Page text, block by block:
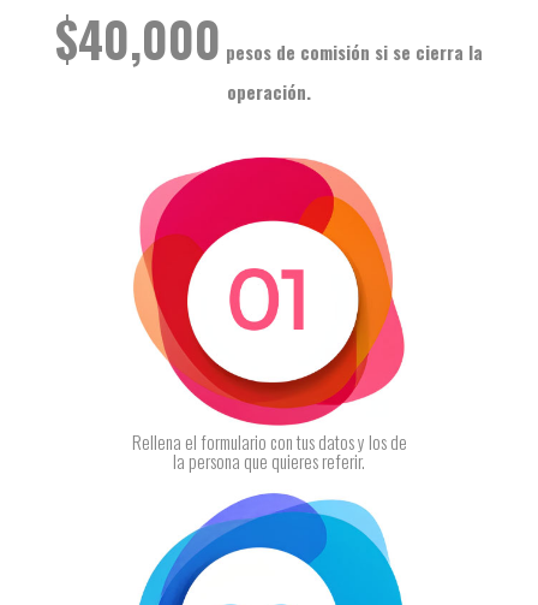
$40,000 pesos de comisión si se cierra la
operación.
Rellena el formulario con tus datos y los de
la persona que quieres referir.